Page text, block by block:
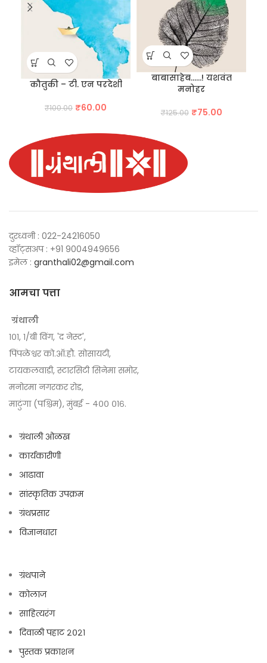
कौतुकी – टी. एन परदेशी
₹100.00 Original
₹60.00
बाबासाहेब……! यशवंत
मनोहर
₹125.00 Original
₹75.00Current
दुरध्वनी : 022-24216050
व्हॉट्सअप : +91 9004949656
इमेल : granthali02@gmail.com
आमचा पत्ता
ग्रंथाली
१०१, १/बी विंग, 'द नेस्ट',
पिंपळेश्वर को.ऑ.हौ. सोसायटी,
टायकलवाडी, स्टारसिटी सिनेमा समोर,
मनोरमा नगरकर रोड,
माटुंगा (पश्चिम), मुंबई - ४०० ०१६.
ग्रंथाली ओळख
कार्यकारीणी
आढावा
सांस्कृतिक उपक्रम
ग्रंथप्रसार
विज्ञानधारा
ग्रंथपाने
कोलाज
साहित्यरंग
दिवाळी पहाट २०२१
पुस्तक प्रकाशन